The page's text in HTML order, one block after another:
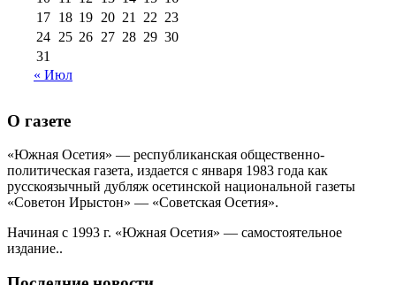
17 18 19 20 21 22 23
24 25 26 27 28 29 30
31
« Июл
О газете
«Южная Осетия» — республиканская общественно-
политическая газета, издается с января 1983 года как
русскоязычный дубляж осетинской национальной газеты
«Советон Ирыстон» — «Советская Осетия».
Начиная с 1993 г. «Южная Осетия» — самостоятельное
издание..